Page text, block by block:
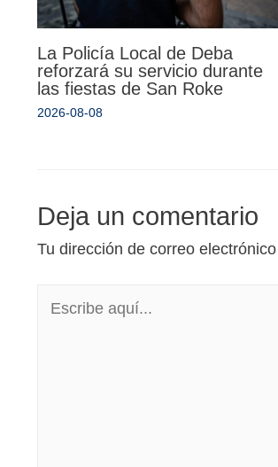
La Policía Local de Deba
reforzará su servicio durante
las fiestas de San Roke
2026-08-08
Deja un comentario
Tu dirección de correo